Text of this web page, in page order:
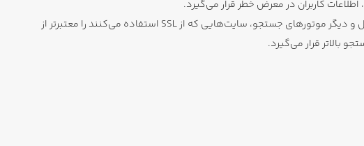
علاوه بر این، سایت‌هایی که گواهی SSL دارند، به دلیل داشتن پروتکل HTTPS در آدرس URL خود، از اعتبار بیشتری برخوردارند. گوگل و دیگر موتورهای جستجو، سایت‌هایی که از SSL استفاده می‌کنند را معتبرتر از
بالاتر قرار می‌گیرد.